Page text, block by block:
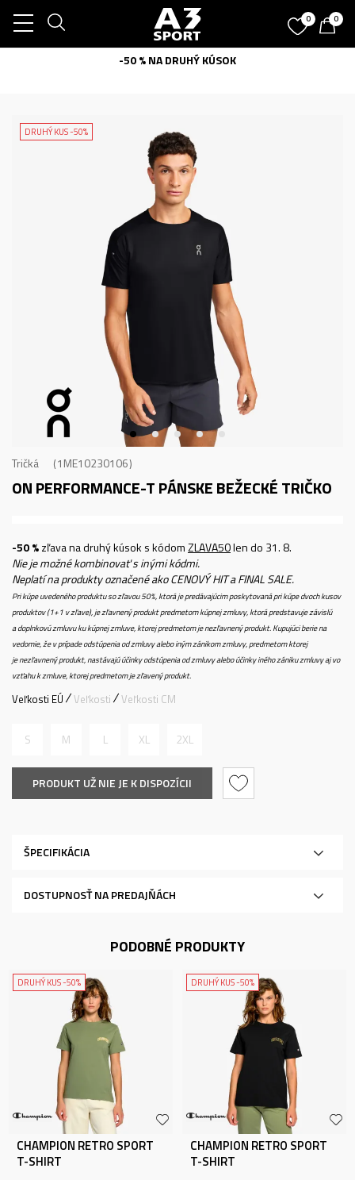
0 0
-50 % NA DRUHÝ KÚSOK
DRUHÝ KUS -50%
Tričká 1ME10230106
ON PERFORMANCE-TPÁNSKE BEŽECKÉ TRIČKO
-50 %zľava na druhý kúsok s kódomZLAVA50len do 31. 8.
Nie je možné kombinovať s inými kódmi.
Neplatí na produkty označené ako CENOVÝ HIT a FINAL SALE.
Pri kúpe uvedeného produktu so zľavou 50%, ktorá je predávajúcim poskytovaná pri kúpe dvoch kusov
produktov (1+1 v zľave), je zľavnený produkt predmetom kúpnej zmluvy, ktorá predstavuje závislú
a doplnkovú zmluvu ku kúpnej zmluve, ktorej predmetom je nezľavnený produkt. Kupujúci berie na
vedomie, že v prípade odstúpenia od zmluvy alebo iným zánikom zmluvy, predmetom ktorej
je nezľavnený produkt, nastávajú účinky odstúpenia od zmluvy alebo účinky iného zániku zmluvy aj vo
vzťahu k zmluve, ktorej predmetom je zľavený produkt.
Veľkosti EÚ Veľkosti Veľkosti CM
S M L XL 2XL
PRODUKT UŽ NIE JE K DISPOZÍCII
ŠPECIFIKÁCIA
DOSTUPNOSŤ NA PREDAJŇÁCH
PODOBNÉ PRODUKTY
DRUHÝ KUS -50%
CHAMPION RETRO SPORT
T-SHIRT
DRUHÝ KUS -50%
CHAMPION RETRO SPORT
T-SHIRT